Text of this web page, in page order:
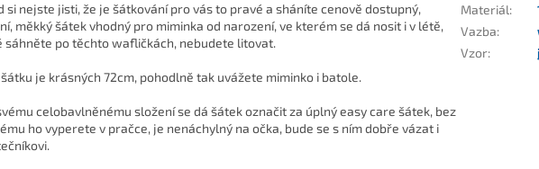
si nejste jisti, že je šátkování pro vás to pravé a sháníte cenově dostupný,
měkký šátek vhodný pro miminka od narození, ve kterém se dá nosit i v létě,
sáhněte po těchto wafličkách, nebudete litovat.
je krásných 72cm, pohodlně tak uvážete miminko i batole.
celobavlněnému složení se dá šátek označit za úplný easy care šátek, bez
ho vyperete v pračce, je nenáchylný na očka, bude se s ním dobře vázat i
Materiál:
Vazba:
Vzor: